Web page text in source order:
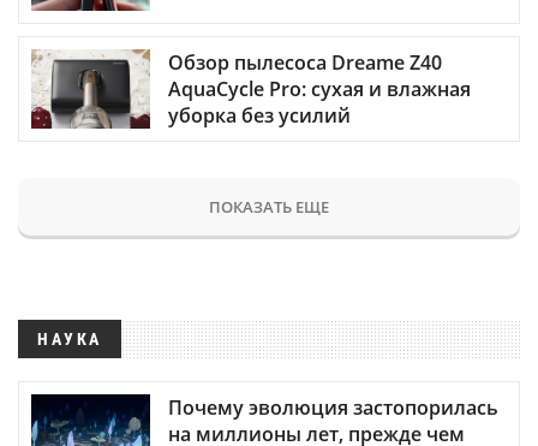
Обзор пылесоса Dreame Z40
AquaCycle Pro: сухая и влажная
уборка без усилий
ПОКАЗАТЬ ЕЩЕ
НАУКА
Почему эволюция застопорилась
на миллионы лет, прежде чем